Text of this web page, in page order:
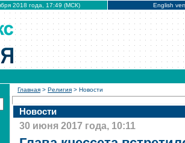
2018 года, 17:49 (МСК) English
Главная > Религия > Новости
Новости
30 июня 2017 года, 10:11